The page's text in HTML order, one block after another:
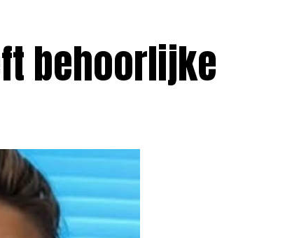
behoorlijke